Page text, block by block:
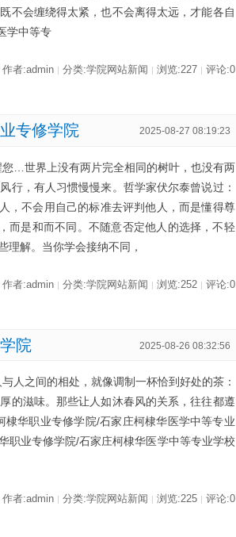
不会缠绕得太紧，也不会离得太远，才能各自
学中等专
作者:admin | 分类:学院网站新闻 | 浏览:227 | 评论:0
专修学院 2025-08-27 08:19:23
…世界上没有两片完全相同的树叶，也没有两
行，有人习惯慢慢来。哲学家伏尔泰曾说过：
，不会用自己的标准去评判他人，而是懂得尊
而是和而不同。不随意否定他人的选择，不轻
理解。当你学会接纳不同，
作者:admin | 分类:学院网站新闻 | 浏览:252 | 评论:0
院 2025-08-26 08:32:56
人之间的相处，就像调制一杯恰到好处的茶：
的滋味。那些让人如沐春风的关系，往往都遵
华职业专修学院/石家庄柯棣华医学中等专业
职业专修学院/石家庄柯棣华医学中等专业学校
作者:admin | 分类:学院网站新闻 | 浏览:225 | 评论:0